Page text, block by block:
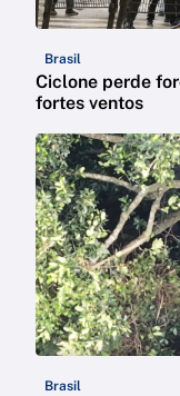
Brasil
Ciclone perde
fortes ventos
Brasil